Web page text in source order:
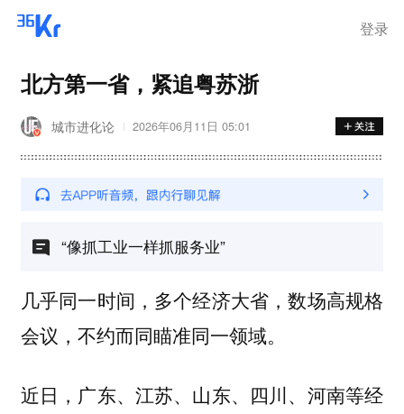
登录
北方第一省，紧追粤苏浙
城市进化论 2026年06月11日 05:01
“像抓工业一样抓服务业”
几乎同一时间，多个经济大省，数场高规格
会议，不约而同瞄准同一领域。
近日，广东、江苏、山东、四川、河南等经